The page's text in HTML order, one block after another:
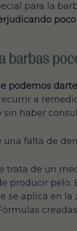
para la
barbas
podemos darte
a
haber
una falta de
trata de un
producir
se aplica en la